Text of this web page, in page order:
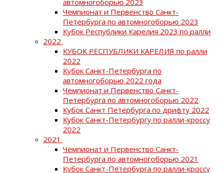
Чемпионат и Первенство Санкт-
Петербурга по автомногоборью 2023
Кубок Республики Карелия 2023 по ралли
2022
КУБОК РЕСПУБЛИКИ КАРЕЛИЯ по ралли
2022
Кубок Санкт-Петербурга по
автомногоборью 2022 года
Чемпионат и Первенство Санкт-
Петербурга по автомногоборью 2022
Кубок Санкт Петербурга по дрифту 2022
Кубок Санкт-Петербургу по ралли-кроссу
2022
2021
Чемпионат и Первенство Санкт-
Петербурга по автомногоборью 2021
Кубок Санкт-Петербурга по ралли-кроссу